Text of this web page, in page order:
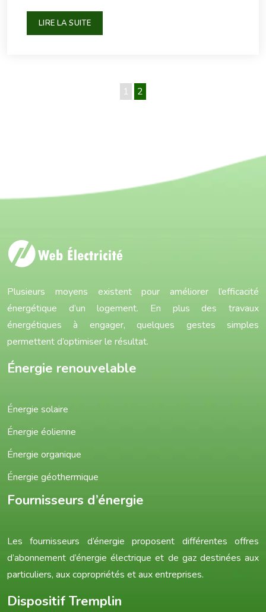
LIRE LA SUITE
1 2
Plusieurs moyens existent pour améliorer l’efficacité
énergétique d’un logement. En plus des travaux
énergétiques à engager, quelques gestes simples
permettent d’optimiser le résultat.
Énergie renouvelable
Énergie solaire
Énergie éolienne
Énergie organique
Énergie géothermique
Fournisseurs d’énergie
Les fournisseurs d’énergie proposent différentes offres
d’abonnement d’énergie électrique et de gaz destinées aux
particuliers, aux copropriétés et aux entreprises.
Dispositif Tremplin